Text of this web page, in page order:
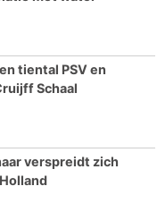
tiental PSV en
Schaal
verspreidt zich